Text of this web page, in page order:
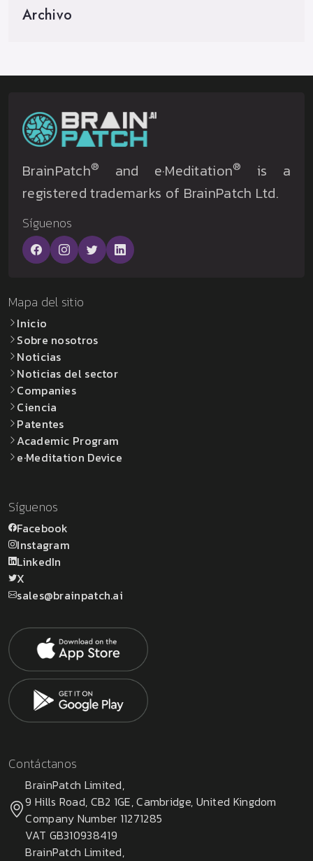
Archivo
BrainPatch® and e·Meditation®
is a
registered trademarks of BrainPatch Ltd.
Síguenos
Mapa del sitio
Inicio
Sobre nosotros
Noticias
Noticias del sector
Companies
Ciencia
Patentes
Academic Program
e·Meditation Device
Síguenos
Facebook
Instagram
LinkedIn
X
sales@brainpatch.ai
Contáctanos
BrainPatch Limited,
9 Hills Road, CB2 1GE, Cambridge, United Kingdom
Company Number 11271285
VAT GB310938419
BrainPatch Limited,